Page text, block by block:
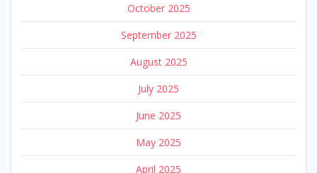
October 2025
September 2025
August 2025
July 2025
June 2025
May 2025
April 2025